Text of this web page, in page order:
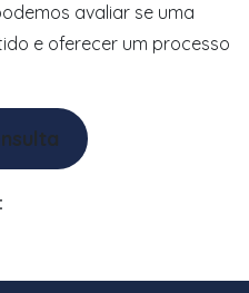
avaliar se uma
e oferecer um processo